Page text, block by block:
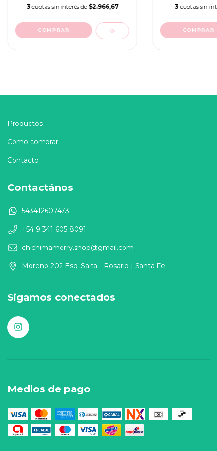
3 cuotas sin interés de $2.966,67
3 cuotas sin
Productos
Como comprar
Contacto
Contactános
543412607473
+54 9 341 605 8091
chichimamerry.shop@gmail.com
Moreno 202 Esq. Salta - Rosario | Santa Fe
Sigamos conectados
Medios de pago